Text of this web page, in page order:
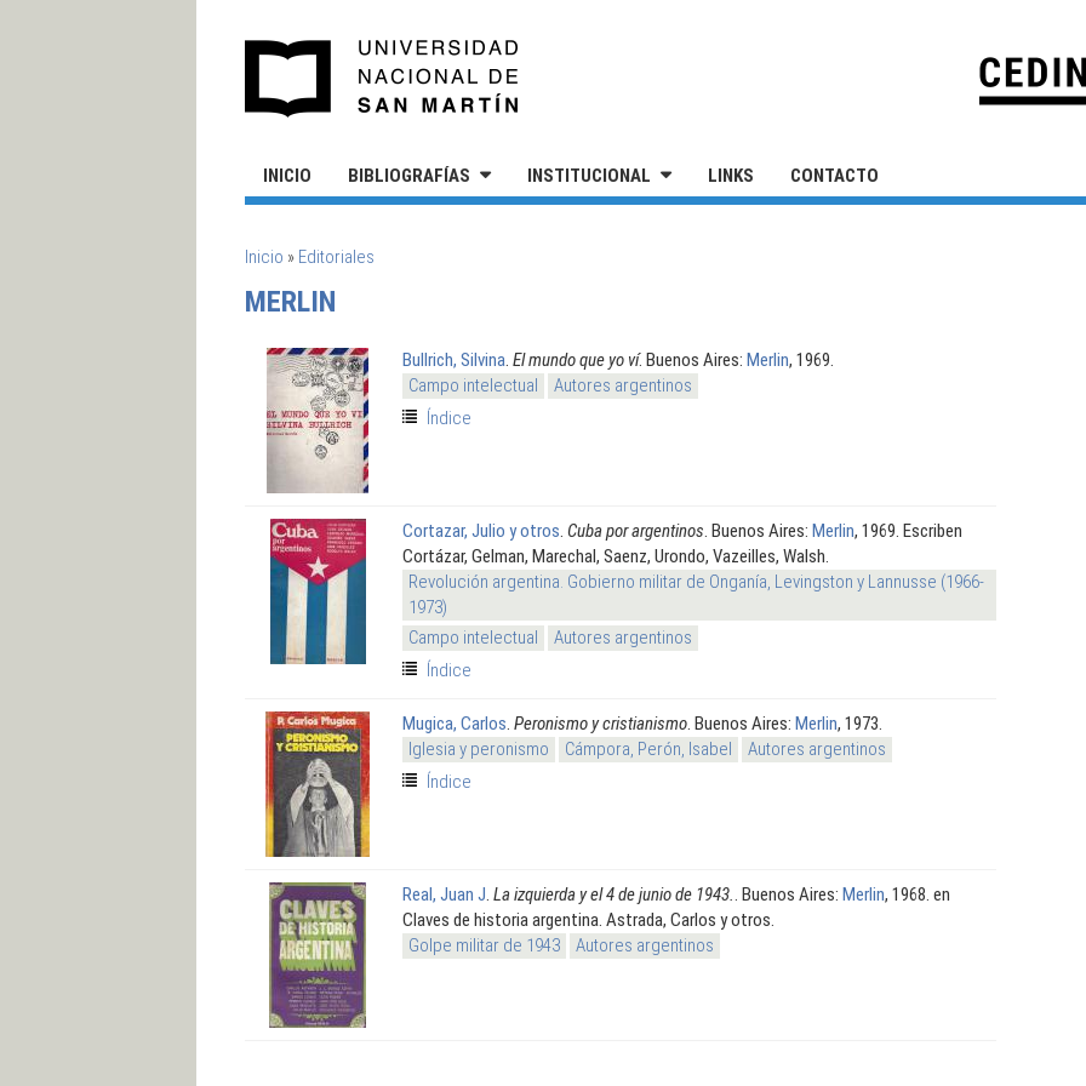
INICIO BIBLIOGRAFÍAS INSTITUCIONAL LINKS CONTACTO
SE ENCUENTRA USTED AQUÍ
Inicio » Editoriales
MERLIN
Bullrich, Silvina El mundo que yo ví. Buenos Aires: Merlin, 1969.
Campo intelectual
Autores argentinos
Índice
Cortazar, Julio y otros Cuba por argentinos . Buenos Aires: Merlin, 1969. Escriben
Cortázar, Gelman, Marechal, Saenz, Urondo, Vazeilles, Walsh.
Revolución argentina. Gobierno militar de Onganía, Levingston y Lannusse (1966-
1973)
Campo intelectual
Autores argentinos
Índice
Mugica, Carlos Peronismo y cristianismo . Buenos Aires: Merlin, 1973.
Iglesia y peronismo
Cámpora, Perón, Isabel
Autores argentinos
Índice
Real, Juan J La izquierda y el 4 de junio de 1943. . Buenos Aires: Merlin, 1968. en
Claves de historia argentina. Astrada, Carlos y otros.
Golpe militar de 1943
Autores argentinos